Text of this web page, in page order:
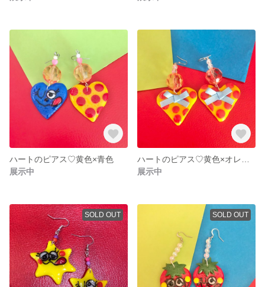
ハートのピアス♡黄色×青色
展示中
展示中
SOLD OUT SOLD OUT